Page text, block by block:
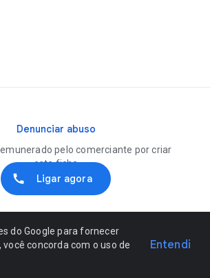
Ligar agora
Denunciar abuso
pelo comerciante por criar
esta ficha
do Google para fornecer
você concorda com o uso de
Entendi